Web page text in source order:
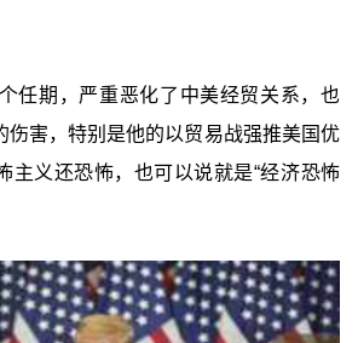
任期，严重恶化了中美经贸关系，也
伤害，特别是他的以贸易战强推美国优
主义还恐怖，也可以说就是“经济恐怖